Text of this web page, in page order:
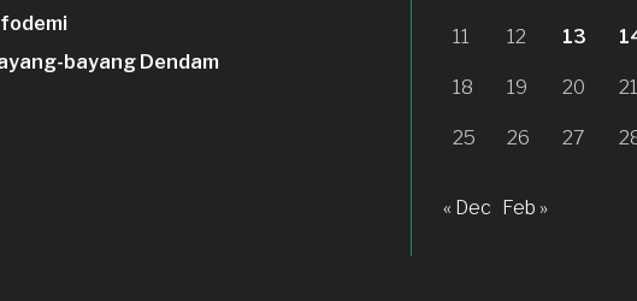
bayang Dendam
11 12 13
18 19 20 21
25 26 27
« Dec Feb »